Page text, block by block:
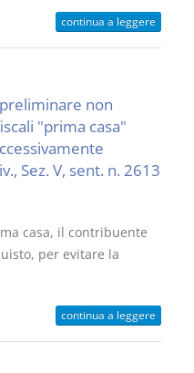
continua a leggere
non
"prima casa"
Sez. V, sent. n. 2613
casa, il contribuente
per evitare la
continua a leggere